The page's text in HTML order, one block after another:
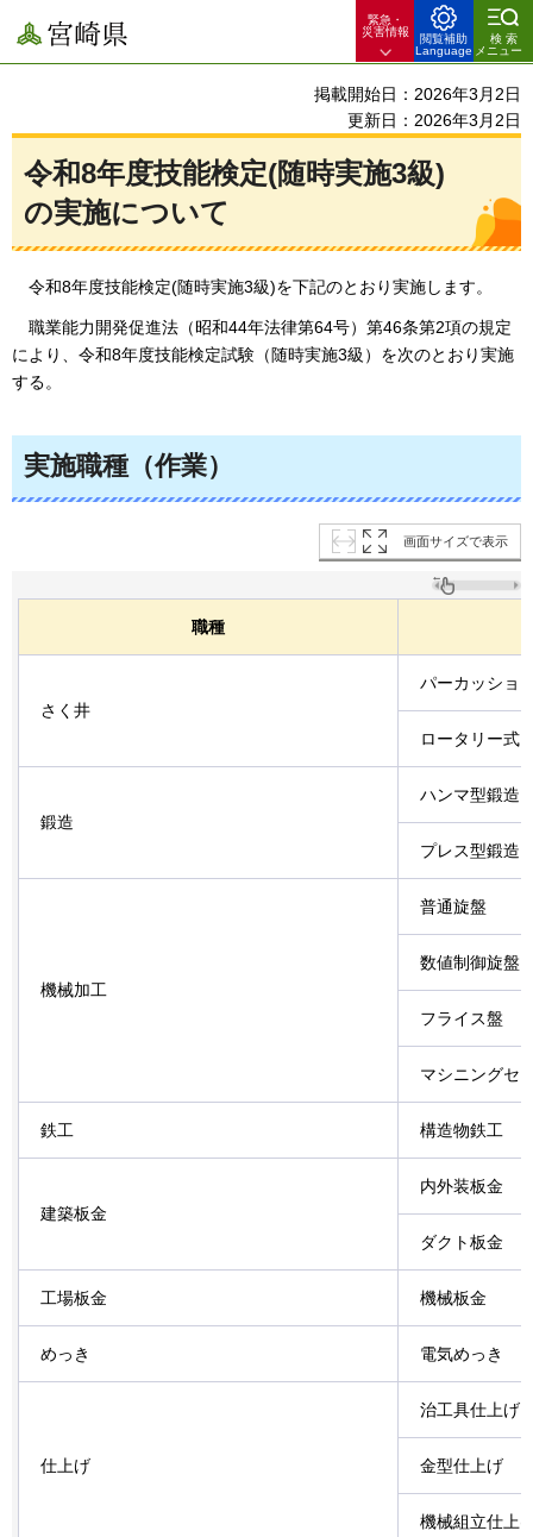
宮崎県
緊急・
災害情報
閲覧補助
Language
検索
メニュー
掲載開始日：2026年3月2日
更新日：2026年3月2日
令和8年度技能検定(随時実施3級)
の実施について
令和8年度技能検定(随時実施3級)を下記のとおり実施します。
職業能力開発促進法（昭和44年法律第64号）第46条第2項の規定
により、令和8年度技能検定試験（随時実施3級）を次のとおり実施
する。
実施職種（作業）
画面サイズで表示
職種
さく井
パーカッショ
ロータリー式
鍛造
ハンマ型鍛造
プレス型鍛造
機械加工
普通旋盤
数値制御旋盤
フライス盤
マシニングセ
鉄工 構造物鉄工
建築板金
内外装板金
ダクト板金
工場板金 機械板金
めっき 電気めっき
仕上げ
治工具仕上げ
金型仕上げ
機械組立仕上